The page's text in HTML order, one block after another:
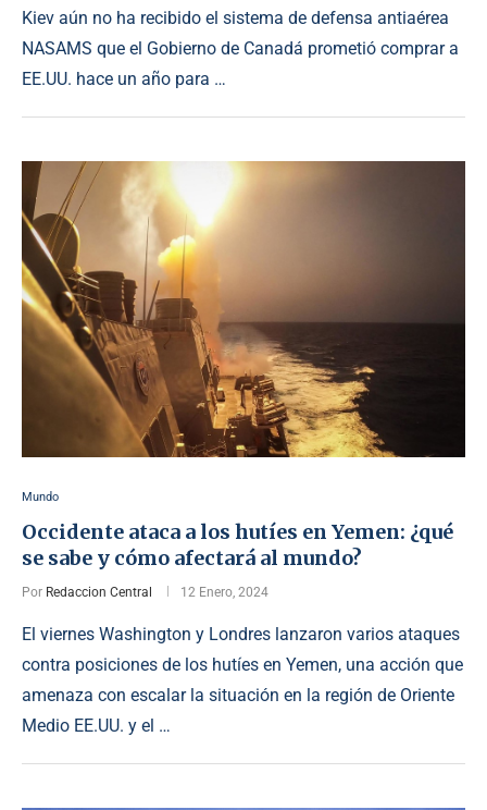
Kiev aún no ha recibido el sistema de defensa antiaérea
NASAMS que el Gobierno de Canadá prometió comprar a
EE.UU. hace un año para …
Mundo
Occidente ataca a los hutíes en Yemen: ¿qué
se sabe y cómo afectará al mundo?
Por Redaccion Central 12 Enero, 2024
El viernes Washington y Londres lanzaron varios ataques
contra posiciones de los hutíes en Yemen, una acción que
amenaza con escalar la situación en la región de Oriente
Medio EE.UU. y el …